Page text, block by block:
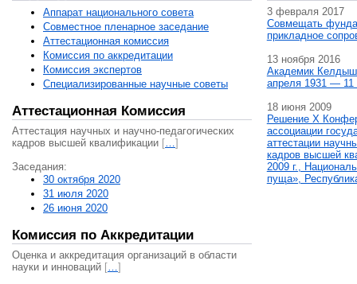
Аппарат национального совета
Совместное пленарное заседание
Аттестационная комисcия
Комиссия по аккредитации
Комиссия экспертов
Специализированные научные советы
Аттестационная Комиссия
Аттестация научных и научно-педагогических
кадров высшей квалификации […]
Заседания:
30 октября 2020
31 июля 2020
26 июня 2020
Комиссия по Аккредитации
Оценка и аккредитация организаций в области
науки и инноваций […]
3 февраля 2017
Совмещать
прикладное
13 ноября 2016
Академик
апреля 1931 — 11
18 июня 2009
Решение X
ассоциации
аттестации
кадров высшей
2009 г.,
пуща»,